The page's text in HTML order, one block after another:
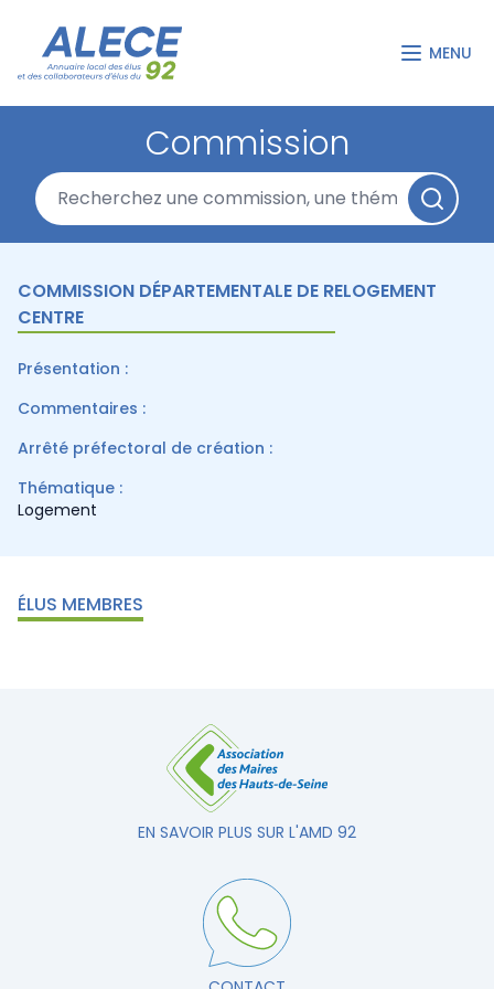
MENU
Commission
COMMISSION DÉPARTEMENTALE DE RELOGEMENT
CENTRE
Présentation :
Commentaires :
Arrêté préfectoral de création :
Thématique :
Logement
ÉLUS MEMBRES
EN SAVOIR PLUS SUR L'AMD 92